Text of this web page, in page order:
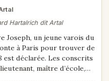
Hartalrich dit Artal
à Paris pour trouver de